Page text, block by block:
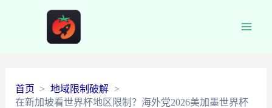
首页
地域限制破解
在新加坡看世界杯地区限制？海外党2026美加墨世界杯